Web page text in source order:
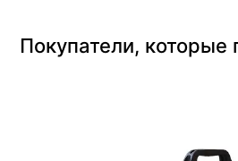
Покупатели, которые